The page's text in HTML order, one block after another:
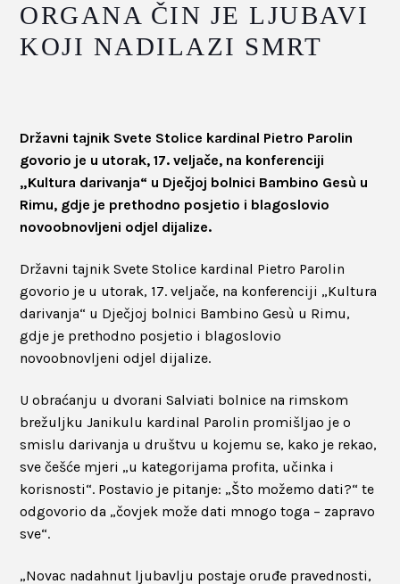
ORGANA ČIN JE LJUBAVI
KOJI NADILAZI SMRT
Državni tajnik Svete Stolice kardinal Pietro Parolin
govorio je u utorak, 17. veljače, na konferenciji
„Kultura darivanja“ u Dječjoj bolnici Bambino Gesù u
Rimu, gdje je prethodno posjetio i blagoslovio
novoobnovljeni odjel dijalize.
Državni tajnik Svete Stolice kardinal Pietro Parolin
govorio je u utorak, 17. veljače, na konferenciji „Kultura
darivanja“ u Dječjoj bolnici Bambino Gesù u Rimu,
gdje je prethodno posjetio i blagoslovio
novoobnovljeni odjel dijalize.
U obraćanju u dvorani Salviati bolnice na rimskom
brežuljku Janikulu kardinal Parolin promišljao je o
smislu darivanja u društvu u kojemu se, kako je rekao,
sve češće mjeri „u kategorijama profita, učinka i
korisnosti“. Postavio je pitanje: „Što možemo dati?“ te
odgovorio da „čovjek može dati mnogo toga – zapravo
sve“.
„Novac nadahnut ljubavlju postaje oruđe pravednosti,